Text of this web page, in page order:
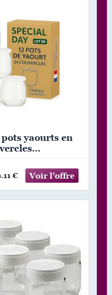
yaourts en
robot
142 ML
durée
€